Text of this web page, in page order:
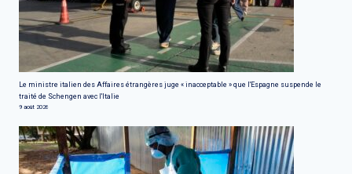
Le ministre italien des Affaires étrangères juge « inacceptable » que l'Espagne suspende le
traité de Schengen avec l'Italie
9 août 2026